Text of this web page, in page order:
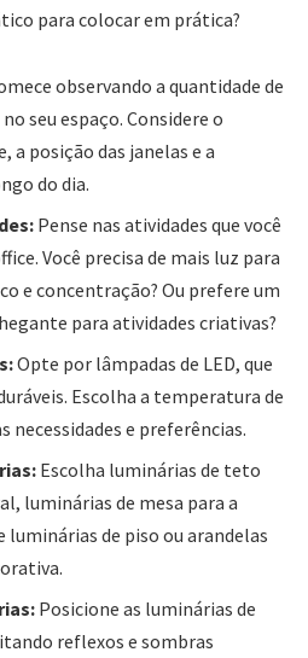
para colocar em prática?
observando a quantidade de
seu espaço. Considere o
a posição das janelas e a
do dia.
Pense nas atividades que você
Você precisa de mais luz para
e concentração? Ou prefere um
para atividades criativas?
Opte por lâmpadas de LED, que
Escolha a temperatura de
necessidades e preferências.
Escolha luminárias de teto
luminárias de mesa para a
de piso ou arandelas
Posicione as luminárias de
reflexos e sombras